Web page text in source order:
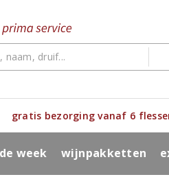
gratis bezorging vanaf 6
week wijnpakketten